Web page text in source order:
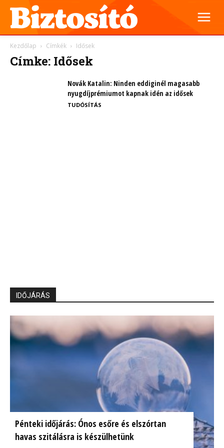
Kezdőlap Címkék Idősek
Címke: Idősek
Novák Katalin: Ninden eddiginél magasabb
nyugdíjprémiumot kapnak idén az idősek
TUDÓSÍTÁS
IDŐJÁRÁS
Pénteki időjárás: Ónos esőre és elszórtan
havas szitálásra is készülhetünk